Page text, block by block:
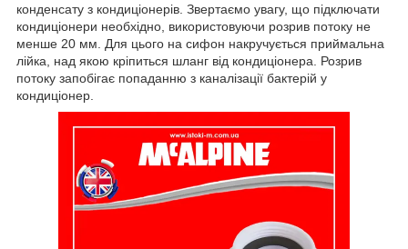
конденсату з кондиціонерів. Звертаємо увагу, що підключати
кондиціонери необхідно, використовуючи розрив потоку не
менше 20 мм. Для цього на сифон накручується приймальна
лійка, над якою кріпиться шланг від кондиціонера. Розрив
потоку запобігає попаданню з каналізації бактерій у
кондиціонер.